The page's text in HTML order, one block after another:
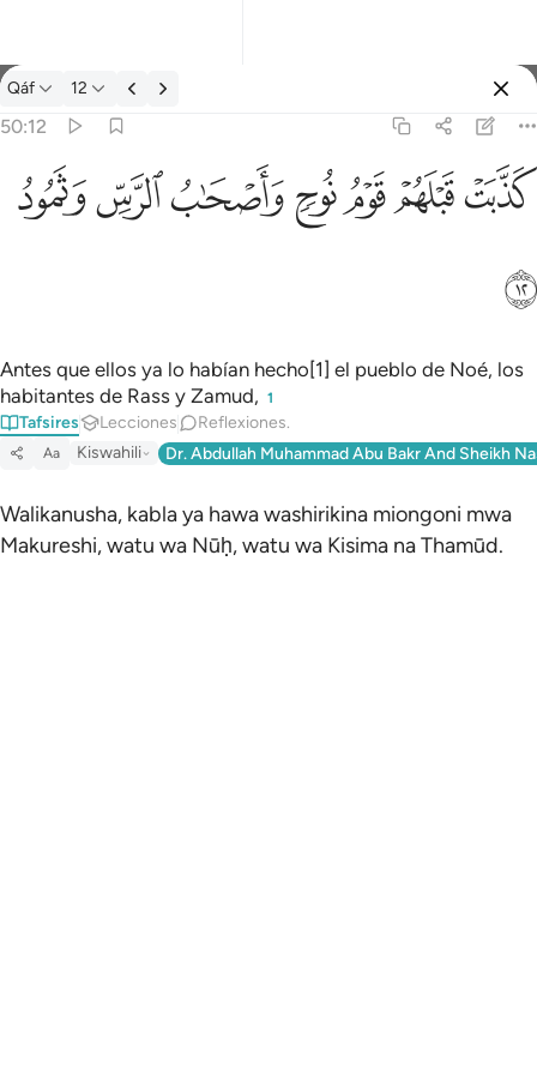
Tafsir: Qáf 50:12
Qáf 12
50:12
كذبت قبلهم قوم نوح واصحاب الرس وثمود ١٢
كَذَّبَتْ قَبْلَهُمْ قَوْمُ نُوحٍۢ وَأَصْحَـٰبُ ٱلرَّسِّ وَثَمُودُ ١٢
ﲫﲬﲭﲮﲯﲰﲱ
ﲲ
Antes que ellos ya lo habían hecho[1] el pueblo de Noé, los
habitantes de Rass y Zamud, 1
Tafsires Lecciones Reflexiones.
Aa Kiswahili Dr. Abdullah Muhammad Abu Bakr And Sheikh
Walikanusha, kabla ya hawa washirikina miongoni mwa
Makureshi, watu wa Nūḥ, watu wa Kisima na Thamūd.